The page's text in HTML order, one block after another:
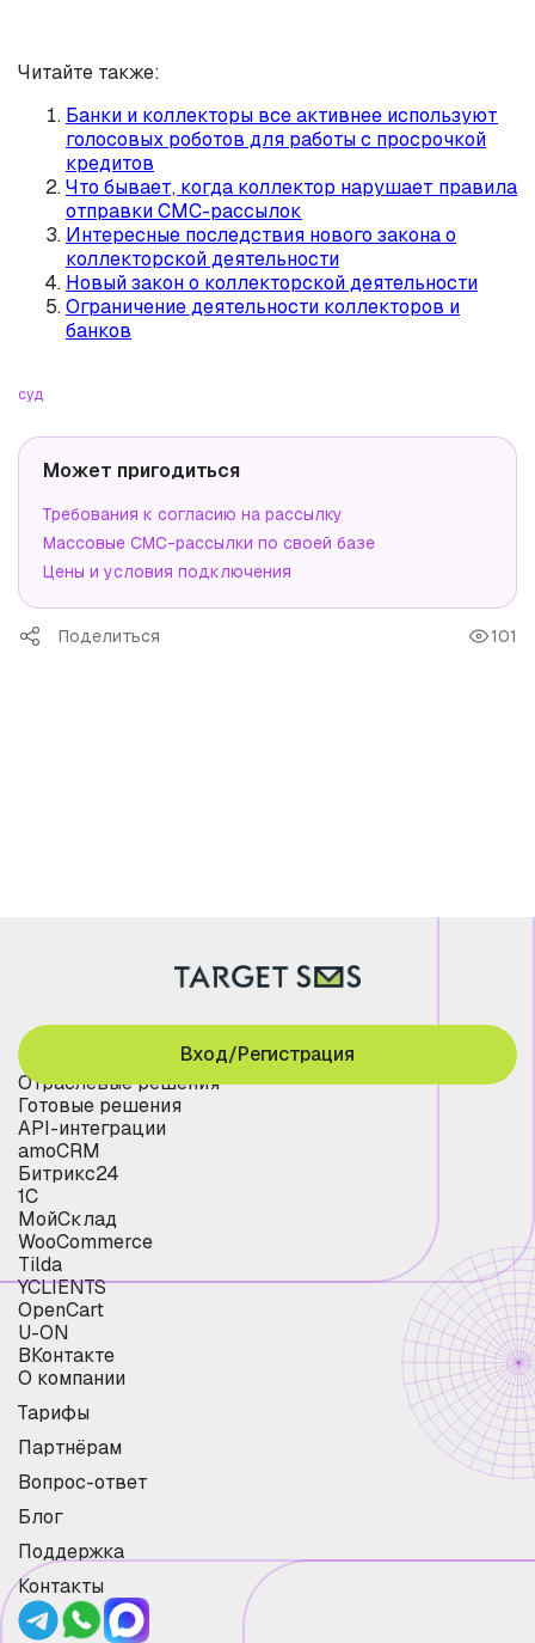
Читайте также:
Банки и коллекторы все активнее используют
голосовых роботов для работы с просрочкой
кредитов
Что бывает, когда коллектор нарушает правила
отправки СМС-рассылок
Интересные последствия нового закона о
коллекторской деятельности
Новый закон о коллекторской деятельности
Ограничение деятельности коллекторов и
банков
суд
Может пригодиться
Требования к согласию на рассылку
Массовые СМС-рассылки по своей базе
Цены и условия подключения
Поделиться 101
Отраслевые решения
Готовые решения
API-интеграции
amoCRM
Битрикс24
1С
МойСклад
WooCommerce
Tilda
YCLIENTS
OpenCart
U-ON
ВКонтакте
О компании
Тарифы
Партнёрам
Вопрос-ответ
Блог
Поддержка
Контакты
Вход/Регистрация